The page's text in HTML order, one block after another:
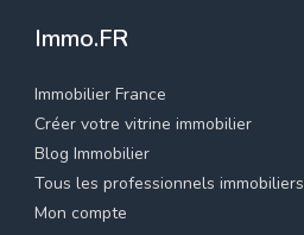
Immo.FR
Immobilier France
Créer votre vitrine immobilier
Blog Immobilier
Tous les professionnels immobiliers
Mon compte